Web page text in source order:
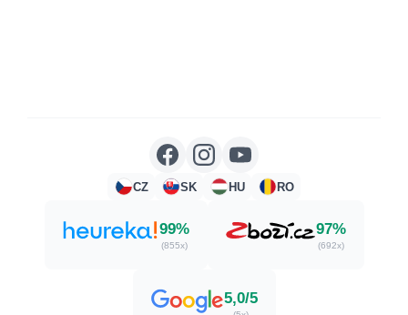
CZ SK HU RO
99%
(855x)
97%
(692x)
5,0/5